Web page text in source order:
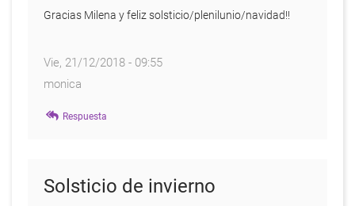
Gracias Milena y feliz solsticio/plenilunio/navidad!!
Vie, 21/12/2018 - 09:55
monica
Respuesta
Solsticio de invierno